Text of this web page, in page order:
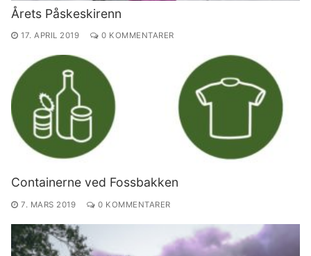
Årets Påskeskirenn
17. APRIL 2019 0 KOMMENTARER
Containerne ved Fossbakken
7. MARS 2019 0 KOMMENTARER